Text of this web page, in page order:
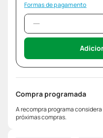
Formas de pagamento
Compra programada
A recompra programa
próximas compras.